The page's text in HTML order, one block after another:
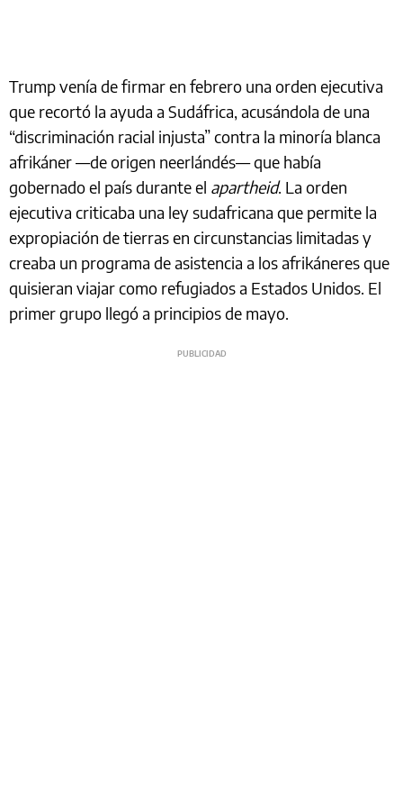
Trump venía de firmar en febrero una orden ejecutiva
que recortó la ayuda a Sudáfrica, acusándola de una
“discriminación racial injusta” contra la minoría blanca
afrikáner —de origen neerlándés— que había
gobernado el país durante el apartheid. La orden
ejecutiva criticaba una ley sudafricana que permite la
expropiación de tierras en circunstancias limitadas y
creaba un programa de asistencia a los afrikáneres que
quisieran viajar como refugiados a Estados Unidos. El
primer grupo llegó a principios de mayo.